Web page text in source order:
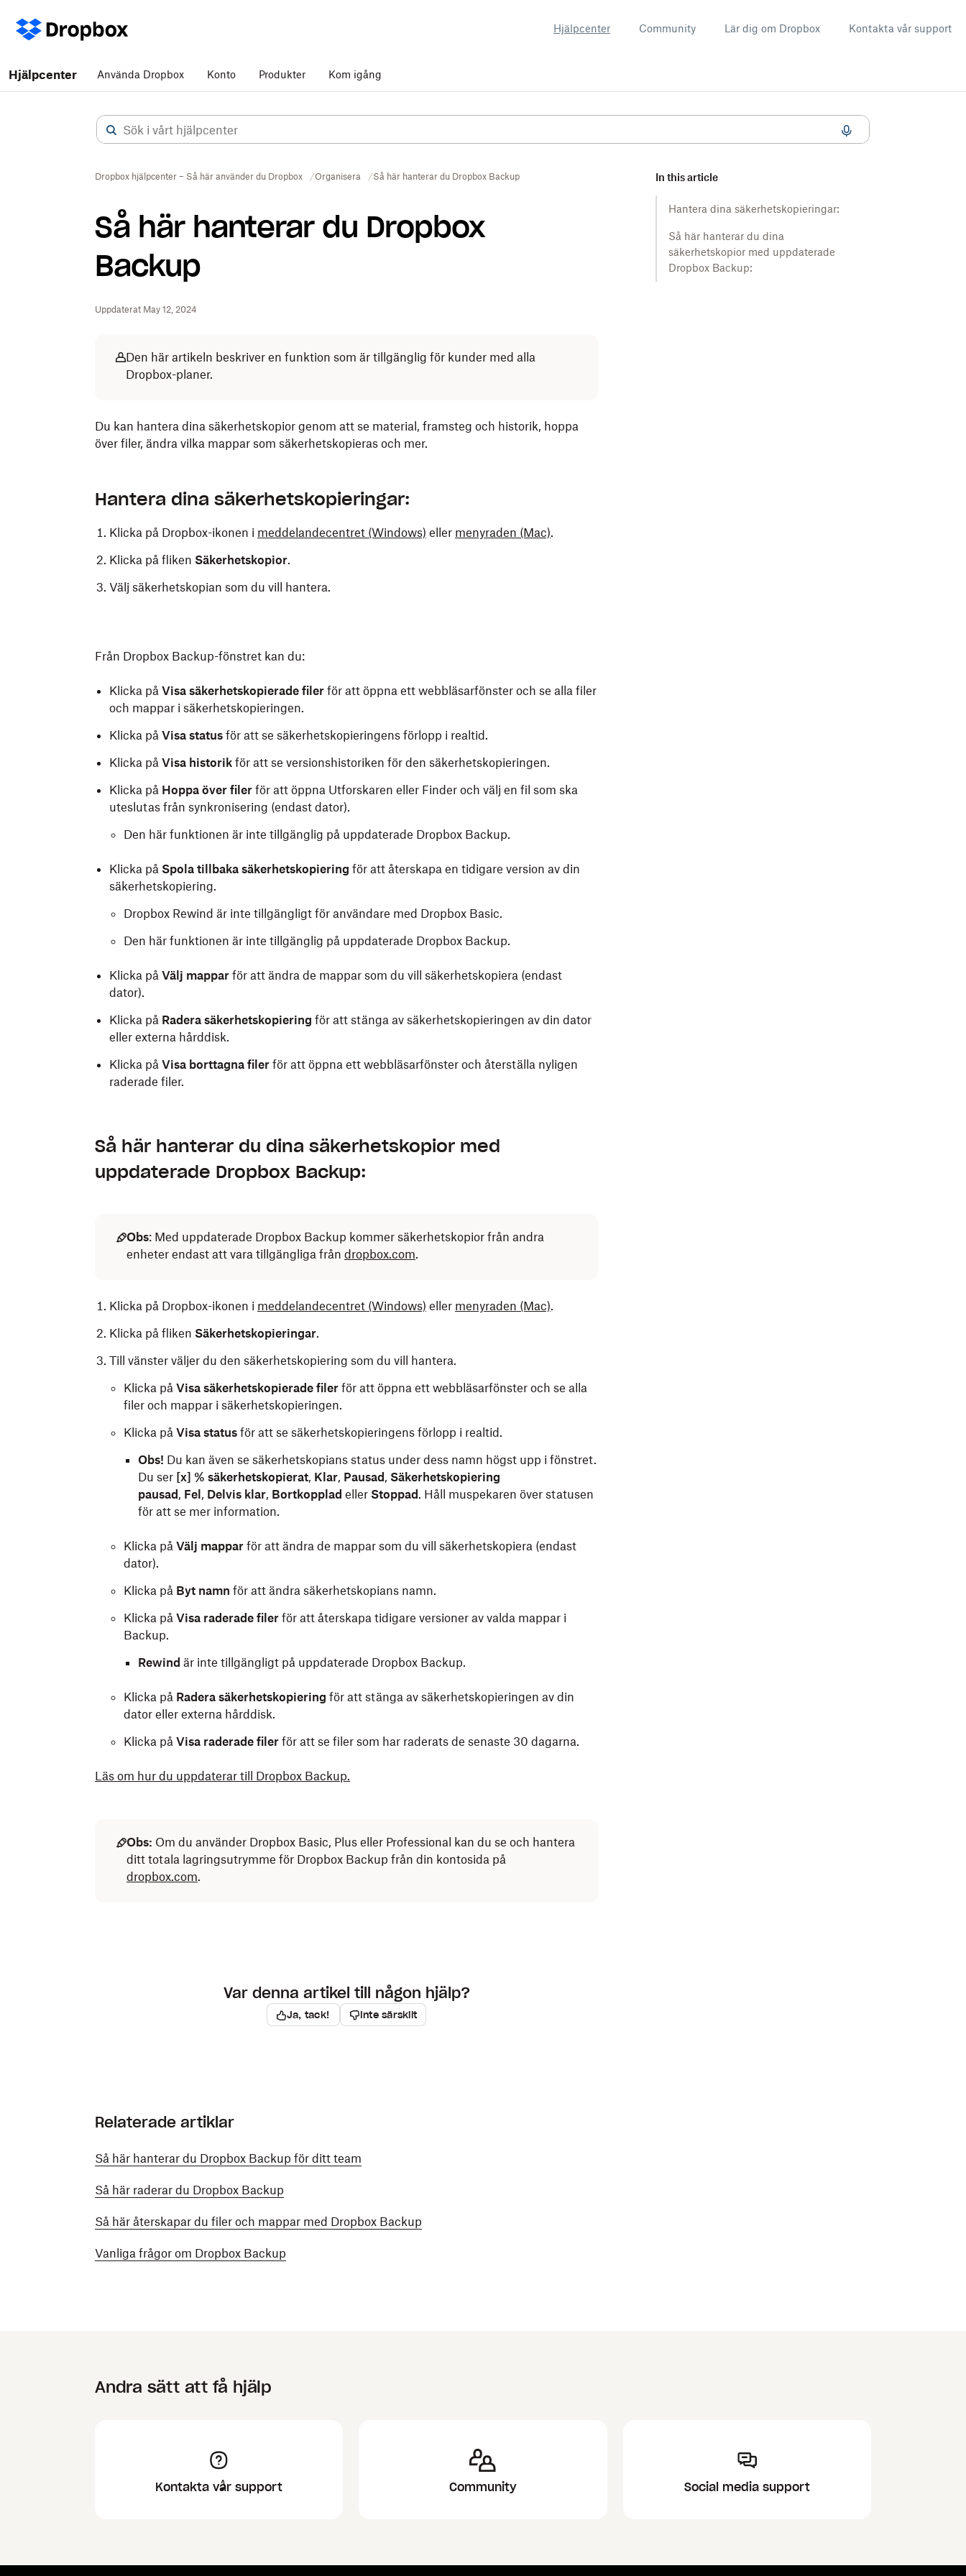
Hjälpcenter Community Lär dig om Dropbox Kontakta vår support
Hjälpcenter Använda Dropbox Konto Produkter Kom igång
Dropbox hjälpcenter – Så här använder du Dropbox Organisera Så här hanterar du Dropbox Backup
Så här hanterar du Dropbox
Backup
Uppdaterat May 12, 2024
In this article
Hantera dina säkerhetskopieringar:
Så här hanterar du dina
säkerhetskopior med uppdaterade
Dropbox Backup:
Den här artikeln beskriver en funktion som är tillgänglig för kunder med alla
Dropbox-planer.
Du kan hantera dina säkerhetskopior genom att se material, framsteg och historik, hoppa
över filer, ändra vilka mappar som säkerhetskopieras och mer.
Hantera dina säkerhetskopieringar:
Klicka på Dropbox-ikonen i meddelandecentret (Windows) eller menyraden (Mac).
Klicka på fliken Säkerhetskopior.
Välj säkerhetskopian som du vill hantera.
Från Dropbox Backup-fönstret kan du:
Klicka på Visa säkerhetskopierade filer för att öppna ett webbläsarfönster och se alla filer
och mappar i säkerhetskopieringen.
Klicka på Visa status för att se säkerhetskopieringens förlopp i realtid.
Klicka på Visa historik för att se versionshistoriken för den säkerhetskopieringen.
Klicka på Hoppa över filer för att öppna Utforskaren eller Finder och välj en fil som ska
uteslutas från synkronisering (endast dator).
Den här funktionen är inte tillgänglig på uppdaterade Dropbox Backup.
Klicka på Spola tillbaka säkerhetskopiering för att återskapa en tidigare version av din
säkerhetskopiering.
Dropbox Rewind är inte tillgängligt för användare med Dropbox Basic.
Den här funktionen är inte tillgänglig på uppdaterade Dropbox Backup.
Klicka på Välj mappar för att ändra de mappar som du vill säkerhetskopiera (endast
dator).
Klicka på Radera säkerhetskopiering för att stänga av säkerhetskopieringen av din dator
eller externa hårddisk.
Klicka på Visa borttagna filer för att öppna ett webbläsarfönster och återställa nyligen
raderade filer.
Så här hanterar du dina säkerhetskopior med
uppdaterade Dropbox Backup:
Obs: Med uppdaterade Dropbox Backup kommer säkerhetskopior från andra
enheter endast att vara tillgängliga från dropbox.com.
Klicka på Dropbox-ikonen i meddelandecentret (Windows) eller menyraden (Mac).
Klicka på fliken Säkerhetskopieringar.
Till vänster väljer du den säkerhetskopiering som du vill hantera.
Klicka på Visa säkerhetskopierade filer för att öppna ett webbläsarfönster och se alla
filer och mappar i säkerhetskopieringen.
Klicka på Visa status för att se säkerhetskopieringens förlopp i realtid.
Obs! Du kan även se säkerhetskopians status under dess namn högst upp i fönstret.
Du ser [x] % säkerhetskopierat, Klar, Pausad , Säkerhetskopiering
pausad , Fel , Delvis klar, Bortkopplad eller Stoppad . Håll muspekaren över statusen
för att se mer information.
Klicka på Välj mappar för att ändra de mappar som du vill säkerhetskopiera (endast
dator).
Klicka på Byt namn för att ändra säkerhetskopians namn.
Klicka på Visa raderade filer för att återskapa tidigare versioner av valda mappar i
Backup.
Rewind är inte tillgängligt på uppdaterade Dropbox Backup.
Klicka på Radera säkerhetskopiering för att stänga av säkerhetskopieringen av din
dator eller externa hårddisk.
Klicka på Visa raderade filer för att se filer som har raderats de senaste 30 dagarna.
Läs om hur du uppdaterar till Dropbox Backup.
Obs: Om du använder Dropbox Basic, Plus eller Professional kan du se och hantera
ditt totala lagringsutrymme för Dropbox Backup från din kontosida på
dropbox.com.
Var denna artikel till någon hjälp?
Ja, tack! Inte särskilt
Relaterade artiklar
Så här hanterar du Dropbox Backup för ditt team
Så här raderar du Dropbox Backup
Så här återskapar du filer och mappar med Dropbox Backup
Vanliga frågor om Dropbox Backup
Andra sätt att få hjälp
Kontakta vår support Community Social media support